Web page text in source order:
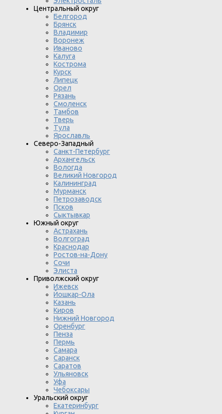
Центральный округ
Белгород
Брянск
Владимир
Воронеж
Иваново
Калуга
Кострома
Курск
Липецк
Орел
Рязань
Смоленск
Тамбов
Тверь
Тула
Ярославль
Северо-Западный
Санкт-Петербург
Архангельск
Вологда
Великий Новгород
Калининград
Мурманск
Петрозаводск
Псков
Сыктывкар
Южный округ
Астрахань
Волгоград
Краснодар
Ростов-на-Дону
Сочи
Элиста
Приволжский округ
Ижевск
Йошкар-Ола
Казань
Киров
Нижний Новгород
Оренбург
Пенза
Пермь
Самара
Саранск
Саратов
Ульяновск
Уфа
Чебоксары
Уральский округ
Екатеринбург